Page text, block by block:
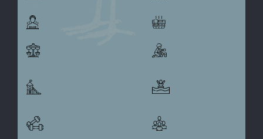
Turco
Playground Ludoteca
infantil